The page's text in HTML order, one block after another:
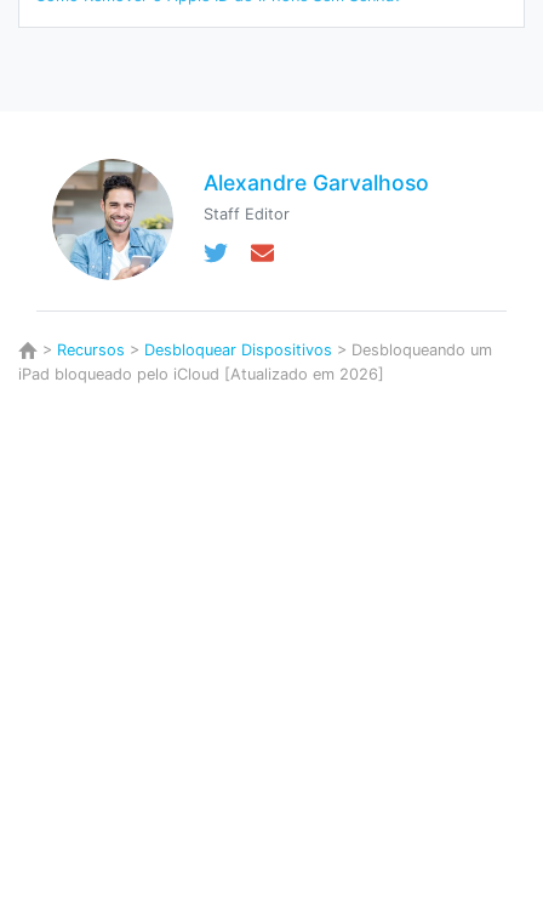
Alexandre Garvalhoso
Staff Editor
> Recursos > Desbloquear Dispositivos > Desbloqueando um
iPad bloqueado pelo iCloud [Atualizado em 2026]